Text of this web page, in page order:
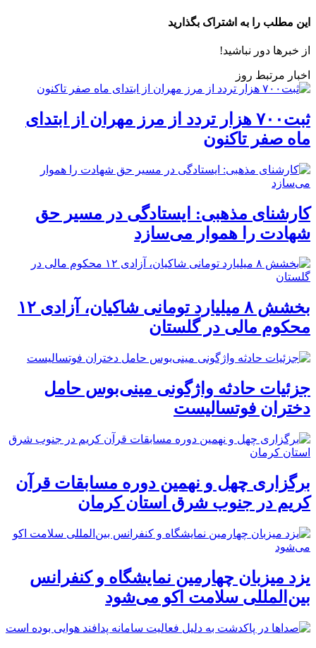
این مطلب را به اشتراک بگذارید
از خبرها دور نباشید!
اخبار مرتبط روز
ثبت۷۰۰ هزار تردد از مرز مهران از ابتدای
ماه صفر تاکنون
کارشنای مذهبی: ایستادگی در مسیر حق
شهادت را هموار می‌سازد
بخشش ۸ میلیارد تومانی شاکیان، آزادی ۱۲
محکوم مالی در گلستان
جزئیات حادثه واژگونی مینی‌بوس حامل
دختران فوتسالیست
برگزاری چهل و نهمین دوره مسابقات قرآن
کریم در جنوب شرق استان کرمان
یزد میزبان چهارمین نمایشگاه و کنفرانس
بین‌المللی سلامت اکو می‌شود